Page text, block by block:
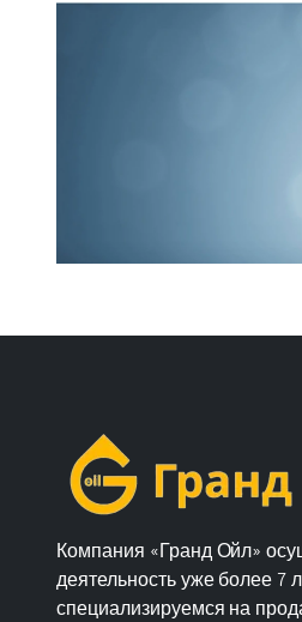
Компания «Гранд Ойл»
деятельность уже более 7
специализируемся на